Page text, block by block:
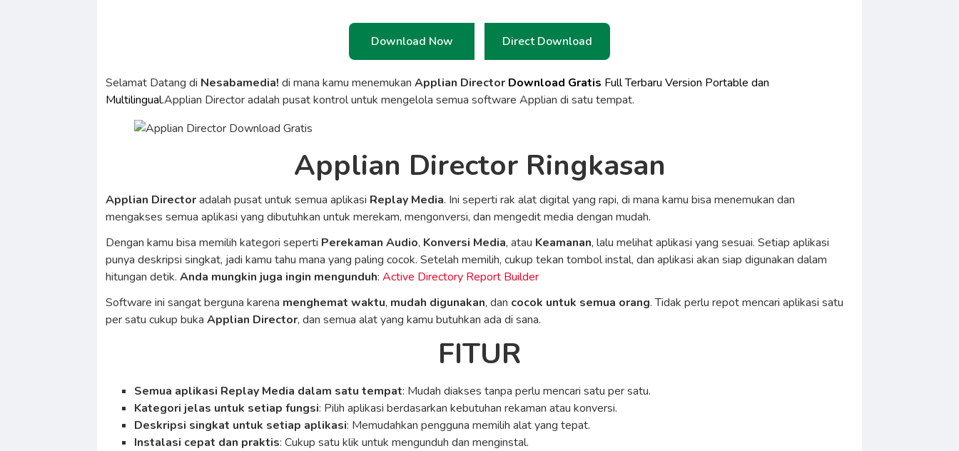
Download Now Direct Download
Selamat Datang di Nesabamedia!di mana kamu menemukanApplian Director Download Gratis Full Terbaru Version Portable dan
Multilingual.Applian Director adalah pusat kontrol untuk mengelola semua software Applian di satu tempat.
Applian Director Ringkasan
Applian Directoradalah pusat untuk semua aplikasi Replay Media. Ini seperti rak alat digital yang rapi, di mana kamu bisa menemukan dan
mengakses semua aplikasi yang dibutuhkan untuk merekam, mengonversi, dan mengedit media dengan mudah.
Dengan kamu bisa memilih kategori seperti Perekaman Audio, Konversi Media, atau Keamanan, lalu melihat aplikasi yang sesuai. Setiap aplikasi
punya deskripsi singkat, jadi kamu tahu mana yang paling cocok. Setelah memilih, cukup tekan tombol instal, dan aplikasi akan siap digunakan dalam
hitungan detik.Anda mungkin juga ingin mengunduh:Active Directory Report Builder
Software ini sangat berguna karena menghemat waktu, mudah digunakan, dan cocok untuk semua orang. Tidak perlu repot mencari aplikasi satu
per satu cukup bukaApplian Director, dan semua alat yang kamu butuhkan ada di sana.
FITUR
Semua aplikasi Replay Media dalam satu tempat: Mudah diakses tanpa perlu mencari satu per satu.
Kategori jelas untuk setiap fungsi: Pilih aplikasi berdasarkan kebutuhan rekaman atau konversi.
Deskripsi singkat untuk setiap aplikasi: Memudahkan pengguna memilih alat yang tepat.
Instalasi cepat dan praktis: Cukup satu klik untuk mengunduh dan menginstal.